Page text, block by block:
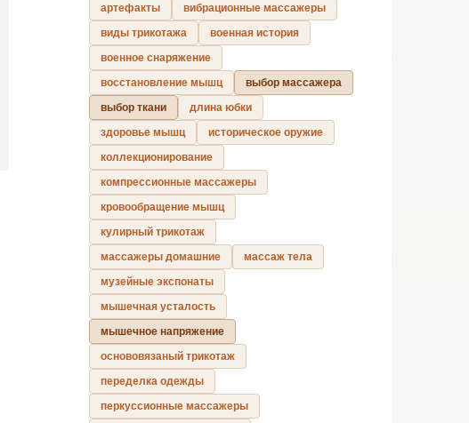
артефакты
вибрационные массажеры
виды трикотажа
военная история
военное снаряжение
восстановление мышц
выбор массажера
выбор ткани
длина юбки
здоровье мышц
историческое оружие
коллекционирование
компрессионные массажеры
кровообращение мышц
кулирный трикотаж
массажеры домашние
массаж тела
музейные экспонаты
мышечная усталость
мышечное напряжение
основовязаный трикотаж
переделка одежды
перкуссионные массажеры